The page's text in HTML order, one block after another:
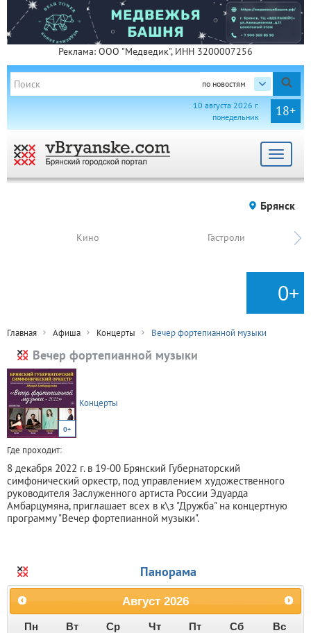
Реклама: ООО "Медведик", ИНН 3200007256
по новостям
18+
10 августа 2026 г.
понедельник
Toggle
Брянск
Кино Гастроли
0+
Главная Афиша Концерты Вечер фортепианной музыки
Вечер фортепианной музыки
0+
Концерты
Где проходит:
8 декабря 2022 г. в 19-00 Брянский Губернаторский
симфонический оркестр, под управлением художественного
руководителя Заслуженного артиста России Эдуарда
Амбарцумяна, приглашает всех в к\з "Дружба" на концертную
программу "Вечер фортепианной музыки".
Панорама
Август 2026
Пн Вт Ср Чт Пт Сб
Вс